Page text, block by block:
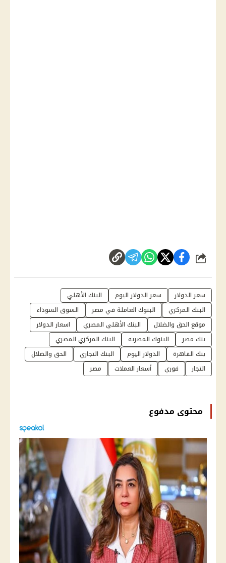
شارك
سعر الدولار سعر الدولار اليوم
البنك الأهلي
البنك المركزي
البنوك العاملة في مصر
السوق السوداء
موقع الحق والضلال
البنك الأهلي المصري
اسعار الدولار
بنك مصر
البنوك المصريه
البنك المركزي المصري
بنك القاهرة
الدولار اليوم البنك التجاري
الحق والضلال
التجار
فوري أسعار العملات مصر
محتوى مدفوع